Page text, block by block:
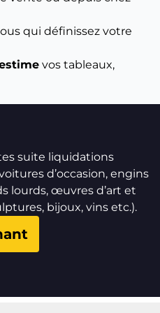
au fil des générations.
hybrides séduit
aux enjeux
hybride
quels que soient la
la souplesse et de
finition XDrive.
dans l'achat de votre
conduire une BMW fiable
avant la vente aux
qui définissez votre
vos tableaux,
suite liquidations
d’occasion, engins
lourds, œuvres d’art et
bijoux, vins etc.).